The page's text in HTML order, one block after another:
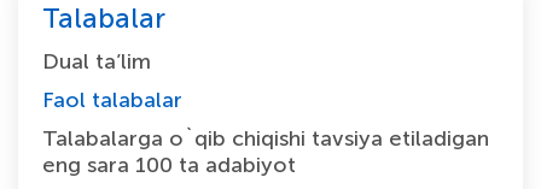
Talabalar
Dual ta’lim
Faol talabalar
Talabalarga o`qib chiqishi tavsiya etiladigan
eng sara 100 ta adabiyot